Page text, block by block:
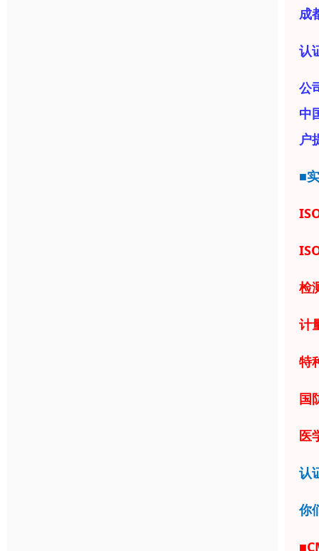
成
认
公
中
户
■
检
计
特
国
医
认
你